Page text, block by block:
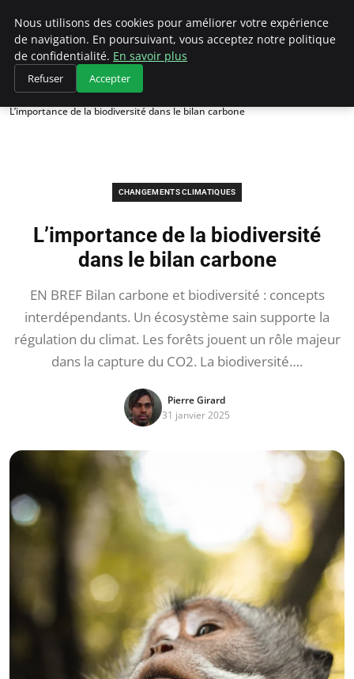
Climategatecountryclub.com
Accueil
Changements climatiques
L’importance de la biodiversité dans le bilan carbone
CHANGEMENTS CLIMATIQUES
L’importance de la biodiversité
dans le bilan carbone
EN BREF Bilan carbone et biodiversité : concepts
interdépendants. Un écosystème sain supporte la
régulation du climat. Les forêts jouent un rôle majeur
dans la capture du CO2. La biodiversité….
Pierre Girard
31 janvier 2025
Nous utilisons des cookies pour améliorer votre expérience
de navigation. En poursuivant, vous acceptez notre politique
de confidentialité. En savoir plus
Refuser Accepter